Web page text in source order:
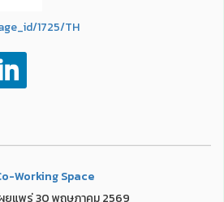
1725/TH
Working Space
ยแพร่ 30 พฤษภาคม 2569